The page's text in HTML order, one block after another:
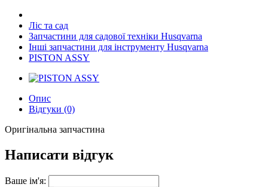
Ліс та сад
Запчастини для садової техніки Husqvarna
Інші запчастини для інструменту Husqvarna
PISTON ASSY
Опис
Відгуки (0)
Оригінальна запчастина
Написати відгук
Ваше ім'я: